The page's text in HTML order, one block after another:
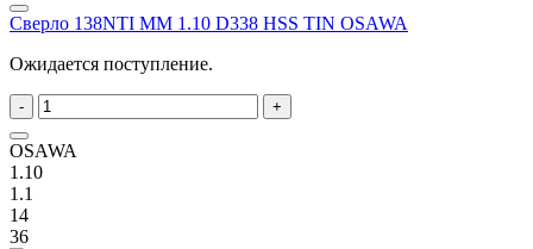
Сверло 138NTI MM 1.10 D338 HSS TIN OSAWA
Ожидается поступление.
- +
OSAWA
1.10
1.1
14
36